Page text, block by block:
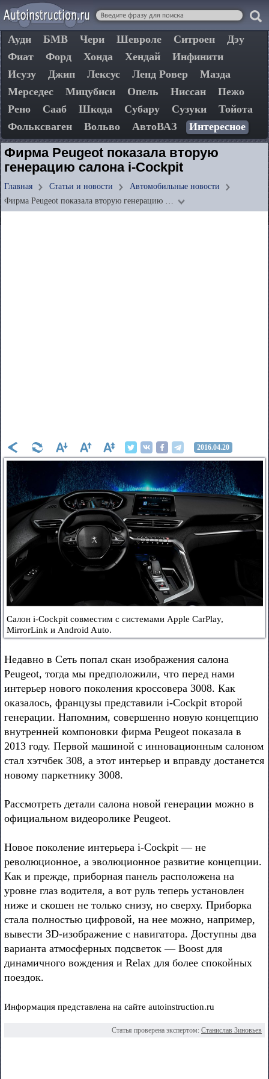
Ауди БМВ Чери Шевроле Ситроен
Дэу
Фиат
Форд Хонда Хендай
Инфинити
Исузу
Джип Лексус Ленд Ровер
Мазда
Мерседес
Мицубиси Опель Ниссан
Пежо
Рено
Сааб Шкода Субару Сузуки
Тойота
Фольксваген
Вольво АвтоВАЗ Интересное
Фирма Peugeot показала вторую
генерацию салона i-Cockpit
Главная Статьи и новости
Автомобильные новости
Фирма Peugeot показала вторую генерацию …
2016.04.20
Салон i-Cockpit совместим с системами Apple CarPlay,
MirrorLink и Android Auto.
Недавно в Сеть попал скан изображения салона
Peugeot, тогда мы предположили, что перед нами
интерьер нового поколения кроссовера 3008. Как
оказалось, французы представили i-Cockpit второй
генерации. Напомним, совершенно новую концепцию
внутренней компоновки фирма Peugeot показала в
2013 году. Первой машиной с инновационным салоном
стал хэтчбек 308, а этот интерьер и вправду достанется
новому паркетнику 3008.
Рассмотреть детали салона новой генерации можно в
официальном видеоролике Peugeot.
Новое поколение интерьера i-Cockpit — не
революционное, а эволюционное развитие концепции.
Как и прежде, приборная панель расположена на
уровне глаз водителя, а вот руль теперь установлен
ниже и скошен не только снизу, но сверху. Приборка
стала полностью цифровой, на нее можно, например,
вывести 3D-изображение с навигатора. Доступны два
варианта атмосферных подсветок — Boost для
динамичного вождения и Relax для более спокойных
поездок.
Информация представлена на сайте autoinstruction.ru
Статья проверена экспертом: Станислав Зиновьев